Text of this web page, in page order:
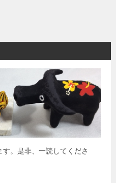
。是非、一読してくださ